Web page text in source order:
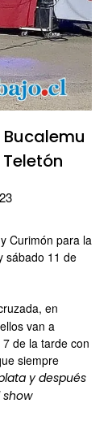
Curimón para la
sábado 11 de
en
van a
de la tarde con
siempre
y después